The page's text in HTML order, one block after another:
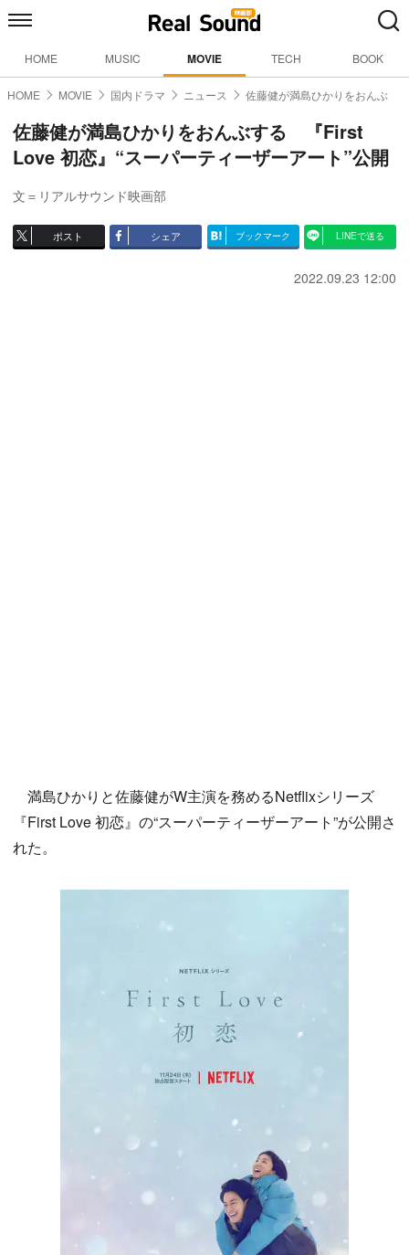
HOME MUSIC MOVIE TECH BOOK
HOME MOVIE 国内ドラマ ニュース 佐藤健が満島ひかりをおんぶ
佐藤健が満島ひかりをおんぶする 『First
Love 初恋』“スーパーティーザーアート”公開
文＝リアルサウンド映画部
ポスト シェア ブックマーク LINEで送る
2022.09.23 12:00
満島ひかりと佐藤健がW主演を務めるNetflixシリーズ
『First Love 初恋』の“スーパーティーザーアート”が公開さ
れた。